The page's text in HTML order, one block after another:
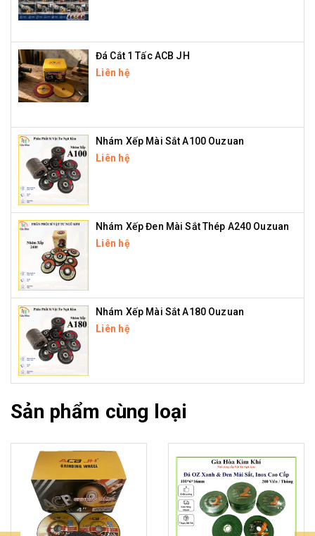
Đá Cắt 1 Tấc ACB JH
Liên hệ
Nhám Xếp Mài Sắt A100 Ouzuan
Liên hệ
Nhám Xếp Đen Mài Sắt Thép A240 Ouzuan
Liên hệ
Nhám Xếp Mài Sắt A180 Ouzuan
Liên hệ
Sản phẩm cùng loại